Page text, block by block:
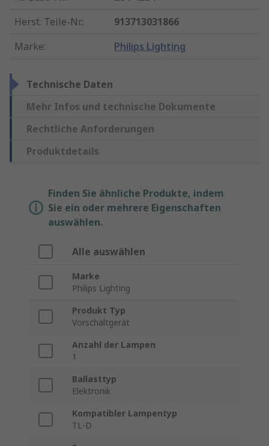
Herst. Teile-Nr.:
913713031866
Marke: Philips Lighting
Technische Daten
Mehr Infos und technische Dokumente
Rechtliche Anforderungen
Produktdetails
Finden Sie ähnliche Produkte, indem
Sie ein oder mehrere Eigenschaften
auswählen.
Alle auswählen
Marke
Philips Lighting
Produkt Typ
Vorschaltgerät
Anzahl der Lampen
1
Ballasttyp
Elektronik
Kompatibler Lampentyp
TL-D